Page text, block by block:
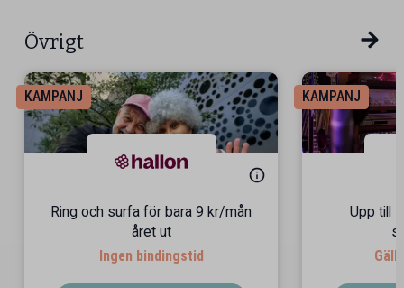
Övrigt
KAMPANJ
Ring och surfa för bara 9 kr/mån
året ut
Ingen bindingstid
KAMPANJ
Upp till